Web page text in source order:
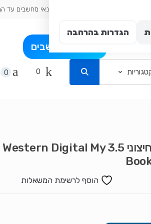
הגדרות בהרחבה
טכנאי מחשבים עד
בלוג מחשבים
0
0
דיסק חיצוני 3.5 Western Digital My
הוסף לרשימת המשאלות